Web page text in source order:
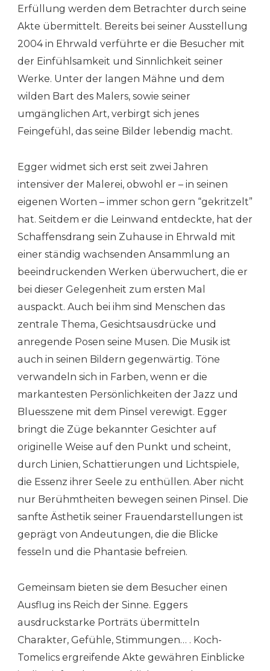
Erfüllung werden dem Betrachter durch seine
Akte übermittelt. Bereits bei seiner Ausstellung
2004 in Ehrwald verführte er die Besucher mit
der Einfühlsamkeit und Sinnlichkeit seiner
Werke. Unter der langen Mähne und dem
wilden Bart des Malers, sowie seiner
umgänglichen Art, verbirgt sich jenes
Feingefühl, das seine Bilder lebendig macht.
Egger widmet sich erst seit zwei Jahren
intensiver der Malerei, obwohl er – in seinen
eigenen Worten – immer schon gern “gekritzelt”
hat. Seitdem er die Leinwand entdeckte, hat der
Schaffensdrang sein Zuhause in Ehrwald mit
einer ständig wachsenden Ansammlung an
beeindruckenden Werken überwuchert, die er
bei dieser Gelegenheit zum ersten Mal
auspackt. Auch bei ihm sind Menschen das
zentrale Thema, Gesichtsausdrücke und
anregende Posen seine Musen. Die Musik ist
auch in seinen Bildern gegenwärtig. Töne
verwandeln sich in Farben, wenn er die
markantesten Persönlichkeiten der Jazz und
Bluesszene mit dem Pinsel verewigt. Egger
bringt die Züge bekannter Gesichter auf
originelle Weise auf den Punkt und scheint,
durch Linien, Schattierungen und Lichtspiele,
die Essenz ihrer Seele zu enthüllen. Aber nicht
nur Berühmtheiten bewegen seinen Pinsel. Die
sanfte Ästhetik seiner Frauendarstellungen ist
geprägt von Andeutungen, die die Blicke
fesseln und die Phantasie befreien.
Gemeinsam bieten sie dem Besucher einen
Ausflug ins Reich der Sinne. Eggers
ausdruckstarke Porträts übermitteln
Charakter, Gefühle, Stimmungen… . Koch-
Tomelics ergreifende Akte gewähren Einblicke